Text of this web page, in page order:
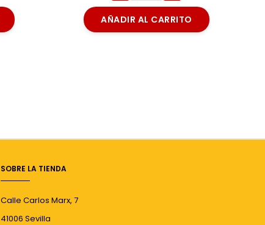
AÑADIR AL CARRITO
SOBRE LA TIENDA
Calle Carlos Marx, 7
41006 Sevilla